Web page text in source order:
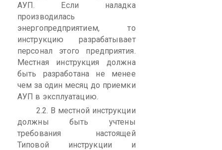
АУП. Если наладка
производилась
энергопредприятием, то
инструкцию разрабатывает
персонал этого предприятия.
Местная инструкция должна
быть разработана не менее
чем за один месяцдо приемки
АУП в эксплуатацию.
2.2. В местной инструкции
должны быть учтены
требования настоящей
Типовой инструкции и